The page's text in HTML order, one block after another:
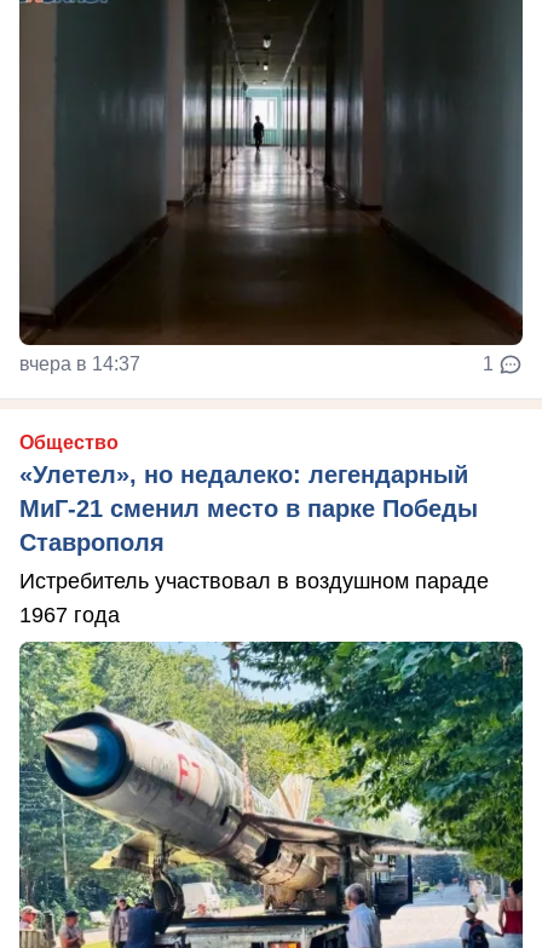
вчера в 14:37 1
Общество
«Улетел», но недалеко: легендарный
МиГ-21 сменил место в парке Победы
Ставрополя
Истребитель участвовал в воздушном параде
1967 года